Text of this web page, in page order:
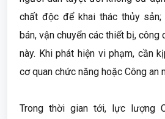
chất độc để khai thác thủy sản;
bán, vận chuyển các thiết bị,
này. Khi phát hiện vi phạm, cần
cơ quan chức năng hoặc Công an
Trong thời gian tới, lực lượng